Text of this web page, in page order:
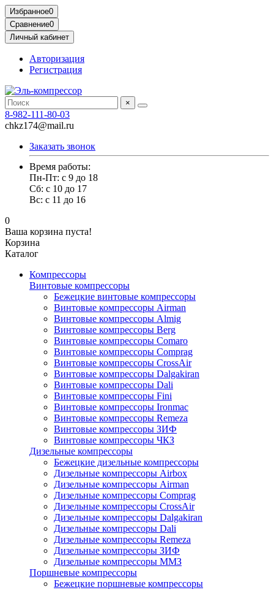
Избранное0
Сравнение0
Личный кабинет
Авторизация
Регистрация
×
8-982-111-80-03
chkz174@mail.ru
Заказать звонок
Время работы:
Пн-Пт: с 9 до 18
Сб: с 10 до 17
Вс: с 11 до 16
0
Ваша корзина пуста!
Корзина
Каталог
Компрессоры
Винтовые компрессоры
Бежецкие винтовые компрессоры
Винтовые компрессоры Airman
Винтовые компрессоры Almig
Винтовые компрессоры Berg
Винтовые компрессоры Comaro
Винтовые компрессоры Comprag
Винтовые компрессоры CrossAir
Винтовые компрессоры Dalgakiran
Винтовые компрессоры Dali
Винтовые компрессоры Fini
Винтовые компрессоры Ironmac
Винтовые компрессоры Remeza
Винтовые компрессоры ЗИФ
Винтовые компрессоры ЧКЗ
Дизельные компрессоры
Бежецкие дизельные компрессоры
Дизельные компрессоры Airbox
Дизельные компрессоры Airman
Дизельные компрессоры Comprag
Дизельные компрессоры CrossAir
Дизельные компрессоры Dalgakiran
Дизельные компрессоры Dali
Дизельные компрессоры Remeza
Дизельные компрессоры ЗИФ
Дизельные компрессоры ММЗ
Поршневые компрессоры
Бежецкие поршневые компрессоры